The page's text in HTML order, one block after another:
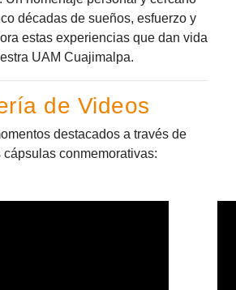
décadas de sueños, esfuerzo y
estas experiencias que dan vida
UAM Cuajimalpa.
de Videos
destacados a través de
cápsulas conmemorativas: